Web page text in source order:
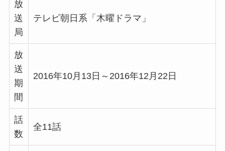
放
送
局
テレビ朝日系「木曜ドラマ」
放
送
期
間
2016年10月13日～2016年12月22日
話
数
全11話